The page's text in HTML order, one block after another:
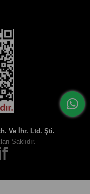
Ve İhr. Ltd. Şti.
Saklıdır.